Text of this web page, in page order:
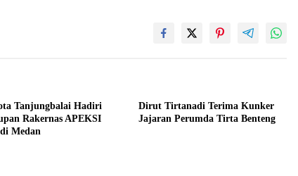
Tanjungbalai Hadiri
Rakernas APEKSI
Medan
Dirut Tirtanadi Terima Kunker
Jajaran Perumda Tirta Benteng